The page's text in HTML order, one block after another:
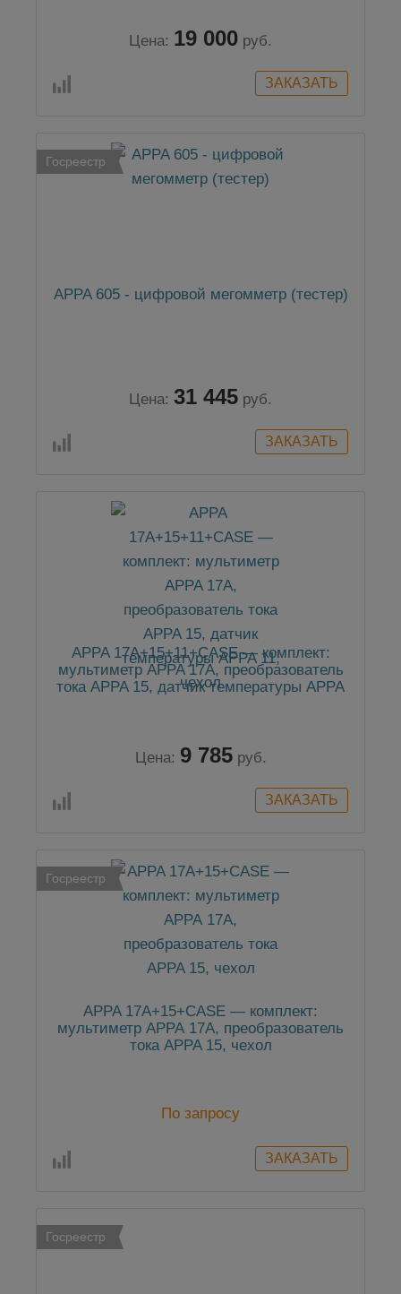
Цена: 19 000 руб.
Госреестр
APPA 605 - цифровой мегомметр (тестер)
Цена: 31 445 руб.
APPA 17A+15+11+CASE — комплект:
мультиметр APPA 17A, преобразователь
тока APPA 15, датчик температуры APPA
Цена: 9 785 руб.
Госреестр
APPA 17A+15+CASE — комплект:
мультиметр АРРА 17A, преобразователь
тока APPA 15, чехол
По запросу
Госреестр